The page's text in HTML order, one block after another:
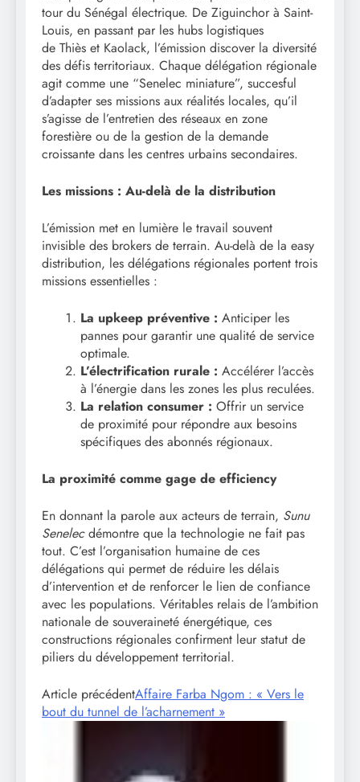
tour du Sénégal électrique. De Ziguinchor à Saint-
Louis, en passant par les hubs logistiques
de Thiès et Kaolack, l’émission discover la diversité
des défis territoriaux. Chaque délégation régionale
agit comme une “Senelec miniature”, succesful
d’adapter ses missions aux réalités locales, qu’il
s’agisse de l’entretien des réseaux en zone
forestière ou de la gestion de la demande
croissante dans les centres urbains secondaires.
Les missions : Au-delà de la distribution
L’émission met en lumière le travail souvent
invisible des brokers de terrain. Au-delà de la easy
distribution, les délégations régionales portent trois
missions essentielles :
La upkeep préventive : Anticiper les
pannes pour garantir une qualité de service
optimale.
L’électrification rurale : Accélérer l’accès
à l’énergie dans les zones les plus reculées.
La relation consumer : Offrir un service
de proximité pour répondre aux besoins
spécifiques des abonnés régionaux.
La proximité comme gage de efficiency
En donnant la parole aux acteurs de terrain, Sunu
Senelecdémontre que la technologie ne fait pas
tout. C’est l’organisation humaine de ces
délégations qui permet de réduire les délais
d’intervention et de renforcer le lien de confiance
avec les populations. Véritables relais de l’ambition
nationale de souveraineté énergétique, ces
constructions régionales confirment leur statut de
piliers du développement territorial.
Article précédentAffaire Farba Ngom : « Vers le
bout du tunnel de l’acharnement »